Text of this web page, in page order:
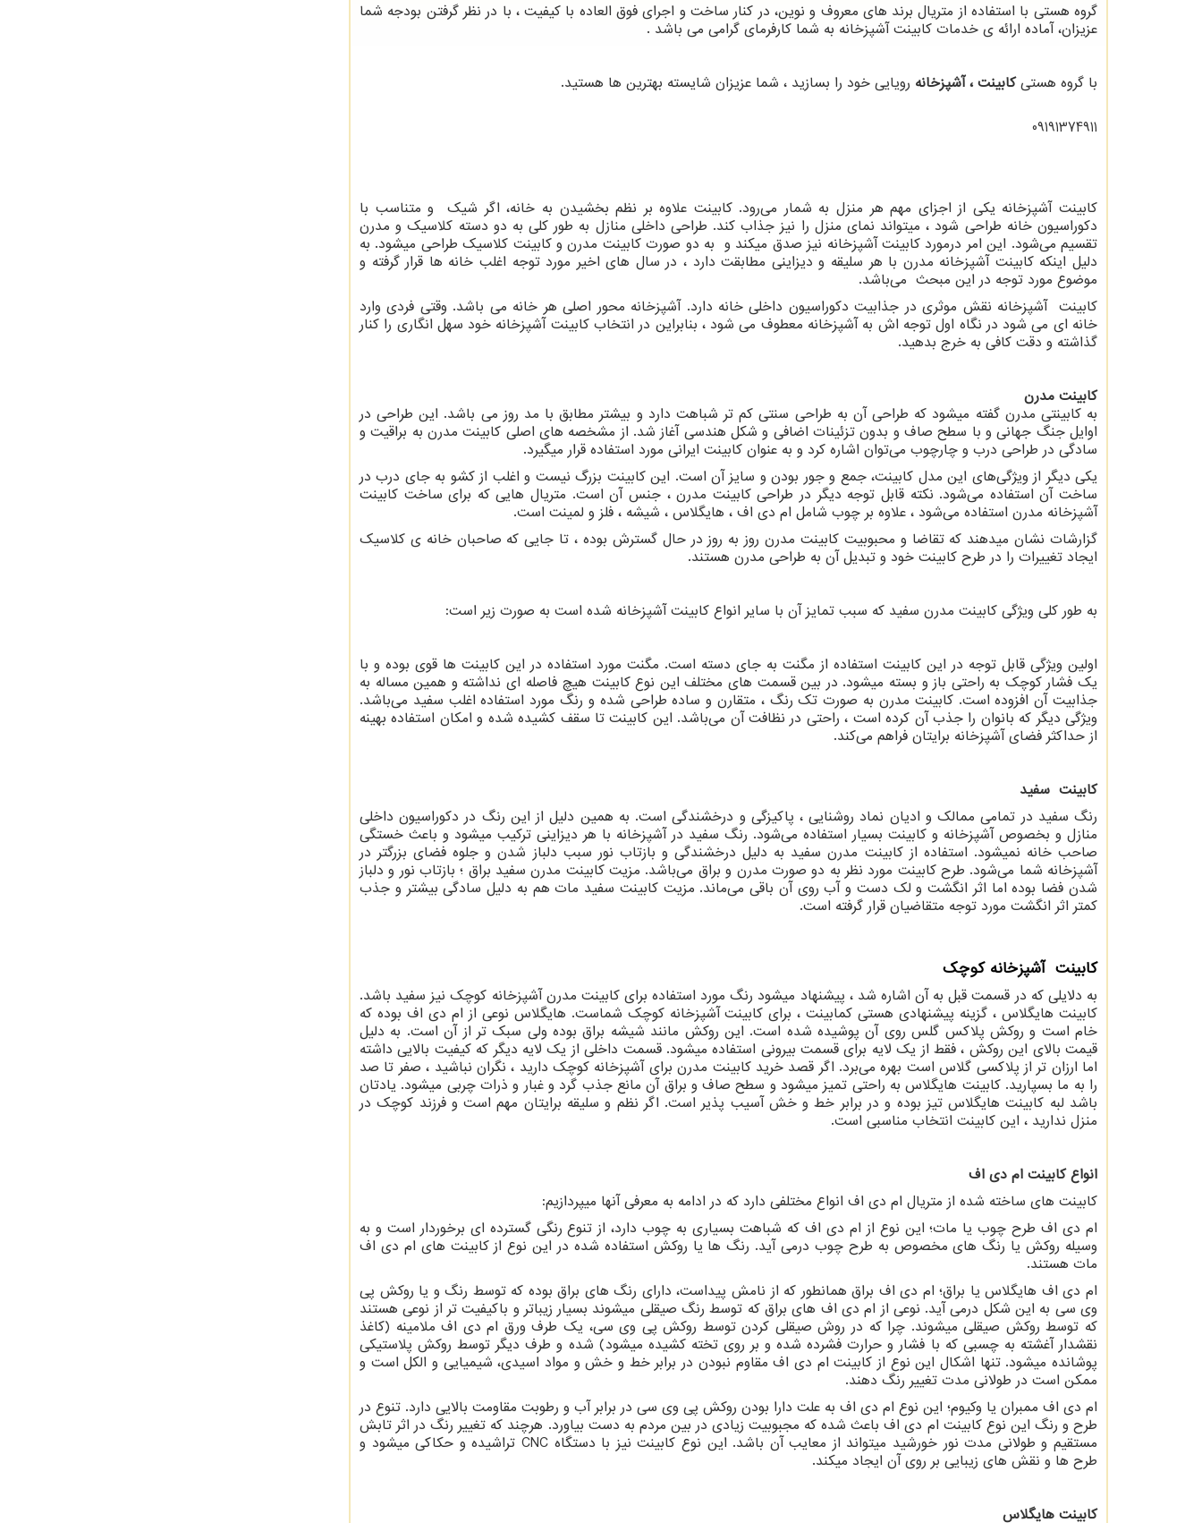
گروه هستی با استفاده از متریال برند های معروف و نوین، در کنار ساخت و اجرای فوق العاده با کیفیت ، با در نظر گرفتن بودجه شما
عزیزان، آماده ارائه ی خدمات کابینت آشپزخانه به شما کارفرمای گرامی می باشد .
با گروه هستیکابینت ، آشپزخانه رویایی خود را بسازید ، شما عزیزان شایسته بهترین ها هستید.
09191374911
کابینت آشپزخانه یکی از اجزای مهم هر منزل به شمار می‌رود. کابینت علاوه بر نظم بخشیدن به خانه، اگر شیک و متناسب با
دکوراسیون خانه طراحی شود ، میتواند نمای منزل را نیز جذاب‌ کند. طراحی داخلی منازل به طور کلی به دو دسته کلاسیک و مدرن
تقسیم می‌شود. این امر درمورد کابینت آشپزخانه نیز صدق میکند و به دو صورت کابینت مدرن و کابینت کلاسیک طراحی میشود. به
دلیل اینکه کابینت آشپزخانه مدرن با هر سلیقه و دیزاینی مطابقت دارد ، در سال های اخیر مورد توجه اغلب خانه ها قرار گرفته و
موضوع مورد توجه در این مبحث می‌باشد.
کابینت آشپزخانه نقش موثری در جذابیت دکوراسیون داخلی خانه دارد. آشپزخانه محور اصلی هر خانه می باشد. وقتی فردی وارد
خانه ای می شود در نگاه اول توجه اش به آشپزخانه معطوف می شود ، بنابراین در انتخاب کابینت آشپزخانه خود سهل ‌انگاری را کنار
گذاشته و دقت کافی به خرج بدهید.
کابینت مدرن
به کابینتی مدرن گفته میشود که طراحی آن به طراحی سنتی کم تر شباهت دارد و بیشتر مطابق با مد روز می باشد. این طراحی در
اوایل جنگ جهانی و با سطح صاف و بدون تزئینات اضافی و شکل هندسی آغاز شد. از مشخصه های اصلی کابینت مدرن به براقیت و
سادگی در طراحی درب و چارچوب میتوان اشاره کرد و به عنوان کابینت ایرانی مورد استفاده قرار میگیرد.
یکی دیگر از ویژگی‌های این مدل کابینت، جمع و جور بودن و سایز آن است. این کابینت بزرگ نیست و اغلب از کشو به جای درب در
ساخت آن استفاده می‌شود. نکته قابل توجه دیگر در طراحی کابینت مدرن ، جنس آن است. متریال هایی که برای ساخت کابینت
آشپزخانه مدرن استفاده می‌شود ، علاوه بر چوب شامل ام دی اف ، هایگلاس ، شیشه ، فلز و لمینت است.
گزارشات نشان میدهند که تقاضا و محبوبیت کابینت مدرن روز به روز در حال گسترش بوده ، تا جایی که صاحبان خانه‌ ی کلاسیک
ایجاد تغییرات را در طرح کابینت خود و تبدیل آن به طراحی مدرن هستند.
به طور کلی ویژگی کابینت مدرن سفید که سبب تمایز آن با سایر انواع کابینت آشپزخانه شده است به صورت زیر است:
اولین ویژگی قابل توجه در این کابینت استفاده از مگنت به جای دسته است. مگنت مورد استفاده در این کابینت ها قوی بوده و با
یک فشار کوچک به راحتی باز و بسته میشود. در بین قسمت‌ های مختلف این نوع کابینت هیچ فاصله ای نداشته و همین مساله به
جذابیت آن افزوده است. کابینت مدرن به صورت تک رنگ ، متقارن و ساده طراحی شده و رنگ مورد استفاده اغلب سفید می‌باشد.
ویژگی دیگر که بانوان را جذب آن کرده است ، راحتی در نظافت آن می‌باشد. این کابینت تا سقف کشیده شده و امکان استفاده بهینه
از حداکثر فضای آشپزخانه برایتان فراهم می‌کند.
کابینت سفید
رنگ سفید در تمامی ممالک و ادیان نماد روشنایی ، پاکیزگی و درخشندگی است. به همین دلیل از این رنگ در دکوراسیون داخلی
منازل و بخصوص آشپزخانه و کابینت بسیار استفاده می‌شود. رنگ سفید در آشپزخانه با هر دیزاینی ترکیب میشود و باعث خستگی
صاحب خانه نمیشود. استفاده از کابینت مدرن سفید به دلیل درخشندگی و بازتاب نور سبب دلباز شدن و جلوه فضای بزرگتر در
آشپزخانه شما می‌شود. طرح کابینت مورد نظر به دو صورت مدرن و براق می‌باشد. مزیت کابینت مدرن سفید براق ؛ بازتاب نور و دلباز
شدن فضا بوده اما اثر انگشت و لک دست و آب روی آن باقی می‌ماند. مزیت کابینت سفید مات هم به دلیل سادگی بیشتر و جذب
کمتر اثر انگشت مورد توجه متقاضیان قرار گرفته است.
کابینت آشپزخانه کوچک
به دلایلی که در قسمت قبل به آن اشاره شد ، پیشنهاد میشود رنگ مورد استفاده برای کابینت مدرن آشپزخانه کوچک نیز سفید باشد.
کابینت هایگلاس ، گزینه پیشنهادی هستی کمابینت ، برای کابینت آشپزخانه کوچک شماست. هایگلاس نوعی از ام دی اف بوده که
خام است و روکش پلاکس گلس روی آن پوشیده شده است. این روکش مانند شیشه براق بوده ولی سبک تر از آن است. به دلیل
قیمت بالای این روکش ، فقط از یک لایه برای قسمت بیرونی استفاده میشود. قسمت داخلی از یک لایه دیگر که کیفیت بالایی داشته
اما ارزان تر از پلاکسی گلاس است بهره می‌برد. اگر قصد خرید کابینت مدرن برای آشپزخانه کوچک دارید ، نگران نباشید ، صفر تا صد
را به ما بسپارید. کابینت هایگلاس به راحتی تمیز میشود و سطح صاف و براق آن مانع جذب گرد و غبار و ذرات چربی میشود. یادتان
باشد لبه کابینت هایگلاس تیز بوده و در برابر خط و خش آسیب پذیر است. اگر نظم و سلیقه برایتان مهم است و فرزند کوچک در
منزل ندارید ، این کابینت انتخاب مناسبی است.
انواع کابینت ام دی اف
کابینت های ساخته شده از متریال ام دی اف انواع مختلفی دارد که در ادامه به معرفی آنها میپردازیم:
ام دی اف طرح چوب یا مات؛ این نوع از ام دی اف که شباهت بسیاری به چوب دارد، از تنوع رنگی گسترده ­ای برخوردار است و به
وسیله روکش یا رنگ­ های مخصوص به طرح چوب درمی­ آید. رنگ ­ها یا روکش استفاده شده در این نوع از کابینت ­های ام دی اف
مات هستند.
ام دی اف هایگلاس یا براق؛ ام دی اف براق همانطور که از نامش پیداست، دارای رنگ ­های براق بوده که توسط رنگ و یا روکش پی
وی سی به این شکل درمی­ آید. نوعی از ام دی اف های براق که توسط رنگ صیقلی می­شوند بسیار زیباتر و باکیفیت ­تر از نوعی هستند
که توسط روکش صیقلی می­شوند. چرا که در روش صیقلی کردن توسط روکش پی وی سی، یک طرف ورق ام دی اف ملامینه (کاغذ
نقش­دار آغشته به چسبی که با فشار و حرارت فشرده شده و بر روی تخته کشیده می­شود) شده و طرف دیگر توسط روکش پلاستیکی
پوشانده می­شود. تنها اشکال این نوع از کابینت ام دی اف مقاوم نبودن در برابر خط و خش و مواد اسیدی، شیمیایی و الکل است و
ممکن است در طولانی مدت تغییر رنگ دهند.
ام دی اف ممبران یا وکیوم؛ این نوع ام دی اف به علت دارا بودن روکش پی وی سی در برابر آب و رطوبت مقاومت بالایی دارد. تنوع در
طرح و رنگ این نوع کابینت ام دی اف باعث شده که مجبوبیت زیادی در بین مردم به دست بیاورد. هرچند که تغییر رنگ در اثر تابش
مستقیم و طولانی مدت نور خورشید می­تواند از معایب آن باشد. این نوع کابینت نیز با دستگاهCNC تراشیده و حکاکی می­شود و
طرح­ ها و نقش ­های زیبایی بر روی آن ایجاد می­کند.
کابینت هایگلاس